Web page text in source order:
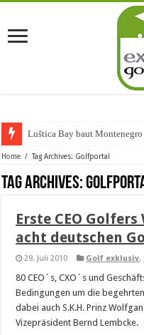
Luštica Bay baut Montenegros
Home / Tag Archives: Golfportal
Tag Archives:
Erste CEO
acht deutschen
29. Juli 2010 Golf exklusiv,
80 CEO´s, CXO´s und
Bedingungen um die
dabei auch S.K.H. Prinz
Vizepräsident Bernd Lembcke.